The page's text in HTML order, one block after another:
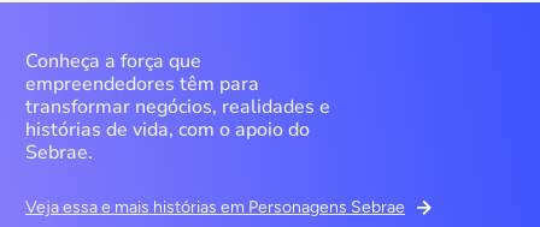
Conheça a força que
empreendedores têm para
transformar negócios, realidades e
histórias de vida, com o apoio do
Sebrae.
Veja essa e mais histórias em Personagens Sebrae